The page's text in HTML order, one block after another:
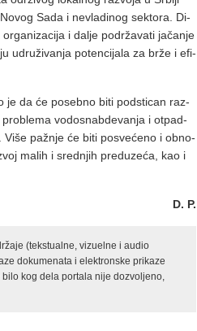
Sa­da i ne­vla­di­nog sek­to­ra. Di­
i da­lje po­dr­ža­va­ti ja­ča­nje
udru­ži­va­nja po­ten­ci­ja­la za br­že i efi­
je da će po­seb­no bi­ti pod­sti­can raz­
vo­do­snab­de­va­nja i ot­pad­
Vi­še pa­žnje će bi­ti po­sve­će­no i ob­no­
ma­lih i sred­njih pred­u­ze­ća, kao i
D. P.
(tekstualne, vizuelne i audio
dokumenata i elektronske prikaze
kog dela portala nije dozvoljeno,